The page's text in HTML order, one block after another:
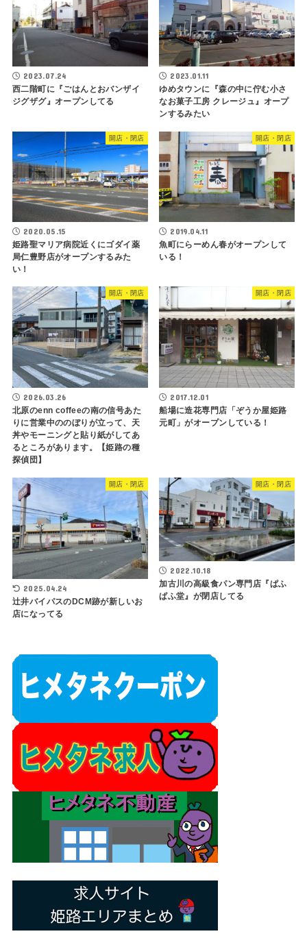
2023.07.24
西二階町に『ごはんとおバンザイ
ジグザグ』オープンしてる
2023.01.11
ゆめタウンに『森の中に佇む小さ
なお菓子工房 クレージュ』オープ
ンするみたい
開店・閉店
2020.05.15
姫路聖マリア病院近くにゴダイ薬
局仁豊野店がオープンするみた
い！
開店・閉店
2019.04.11
魚町にらーめん春がオープンして
いる！
開店・閉店
2026.03.26
北原のenn coffeeの南の信号あた
りに営業中ののぼりが立って、天
丼やモーニングと貼り紙がしてあ
るところがあります。【姫路の種
探偵団】
開店・閉店
2017.12.01
船場に造花専門店「ぞうか屋姫路
元町」がオープンしている！
開店・閉店
2025.04.24
辻井バイパスのDCM跡が新しいお
店になってる
開店・閉店
2022.10.18
加古川の高級食パン専門店『ぱふ
ぱふ堂』が閉店してる